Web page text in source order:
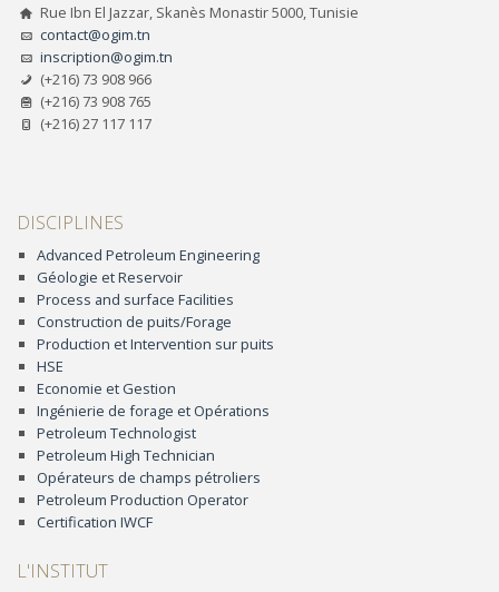
Rue Ibn El Jazzar, Skanès Monastir 5000, Tunisie
contact@ogim.tn
inscription@ogim.tn
(+216) 73 908 966
(+216) 73 908 765
(+216) 27 117 117
DISCIPLINES
Advanced Petroleum Engineering
Géologie et Reservoir
Process and surface Facilities
Construction de puits/Forage
Production et Intervention sur puits
HSE
Economie et Gestion
Ingénierie de forage et Opérations
Petroleum Technologist
Petroleum High Technician
Opérateurs de champs pétroliers
Petroleum Production Operator
Certification IWCF
L'INSTITUT